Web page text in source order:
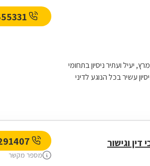
משרד נמרץ, יעיל ועתיר ניסיון בתחומי
עשיר בכל הנוגע לדיני
וגישור
מספר מקשר